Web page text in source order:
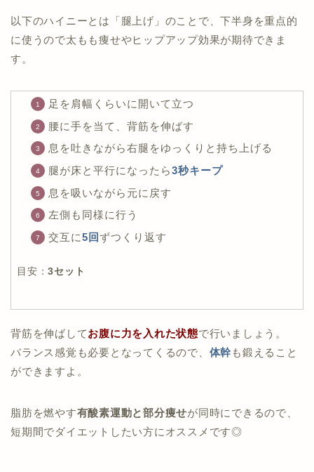
以下のハイニーとは「腿上げ」のことで、下半身を重点的
に使うので太もも痩せやヒップアップ効果が期待できま
す。
足を肩幅くらいに開いて立つ
腰に手を当て、背筋を伸ばす
息を吐きながら右腿をゆっくりと持ち上げる
腿が床と平行になったら3秒キープ
息を吸いながら元に戻す
左側も同様に行う
交互に5回ずつくり返す
目安：3セット
背筋を伸ばしてお腹に力を入れた状態で行いましょう。
バランス感覚も必要となってくるので、 体幹 も鍛えること
ができますよ。
脂肪を燃やす有酸素運動と部分痩せが同時にできるので、
短期間でダイエットしたい方にオススメです◎